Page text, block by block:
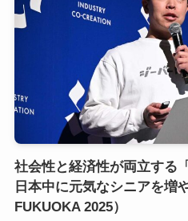
社会性と経済性が両立する
日本中に元気なシニアを増
FUKUOKA 2025）